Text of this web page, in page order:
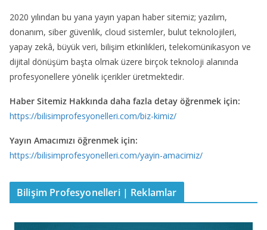
2020 yılından bu yana yayın yapan haber sitemiz; yazılım,
donanım, siber güvenlik, cloud sistemler, bulut teknolojileri,
yapay zekâ, büyük veri, bilişim etkinlikleri, telekomünikasyon ve
dijital dönüşüm başta olmak üzere birçok teknoloji alanında
profesyonellere yönelik içerikler üretmektedir.
Haber Sitemiz Hakkında daha fazla detay öğrenmek için:
https://bilisimprofesyonelleri.com/biz-kimiz/
Yayın Amacımızı öğrenmek için:
https://bilisimprofesyonelleri.com/yayin-amacimiz/
Bilişim Profesyonelleri | Reklamlar